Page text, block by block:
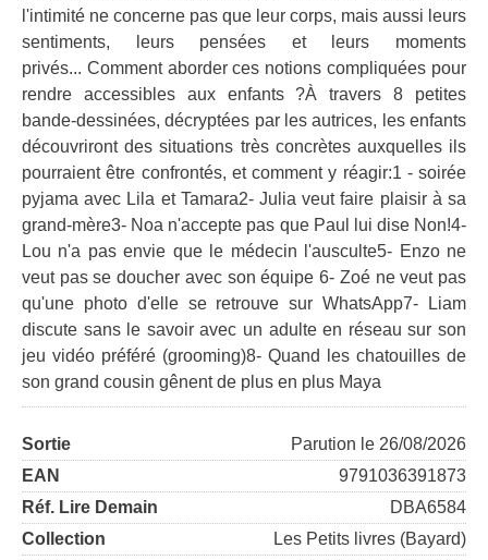
l'intimité ne concerne pas que leur corps, mais aussi leurs
sentiments, leurs pensées et leurs moments
privés... Comment aborder ces notions compliquées pour
rendre accessibles aux enfants ?À travers 8 petites
bande-dessinées, décryptées par les autrices, les enfants
découvriront des situations très concrètes auxquelles ils
pourraient être confrontés, et comment y réagir:1 - soirée
pyjama avec Lila et Tamara2- Julia veut faire plaisir à sa
grand-mère3- Noa n'accepte pas que Paul lui dise Non!4-
Lou n'a pas envie que le médecin l'ausculte5- Enzo ne
veut pas se doucher avec son équipe 6- Zoé ne veut pas
qu'une photo d'elle se retrouve sur WhatsApp7- Liam
discute sans le savoir avec un adulte en réseau sur son
jeu vidéo préféré (grooming)8- Quand les chatouilles de
son grand cousin gênent de plus en plus Maya
Sortie
Parution le 26/08/2026
EAN
9791036391873
Réf. Lire Demain
DBA6584
Collection
Les Petits livres (Bayard)